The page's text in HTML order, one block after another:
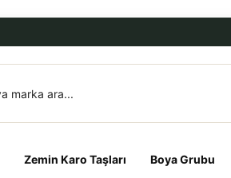
Zemin Karo Taşları Boya Grubu